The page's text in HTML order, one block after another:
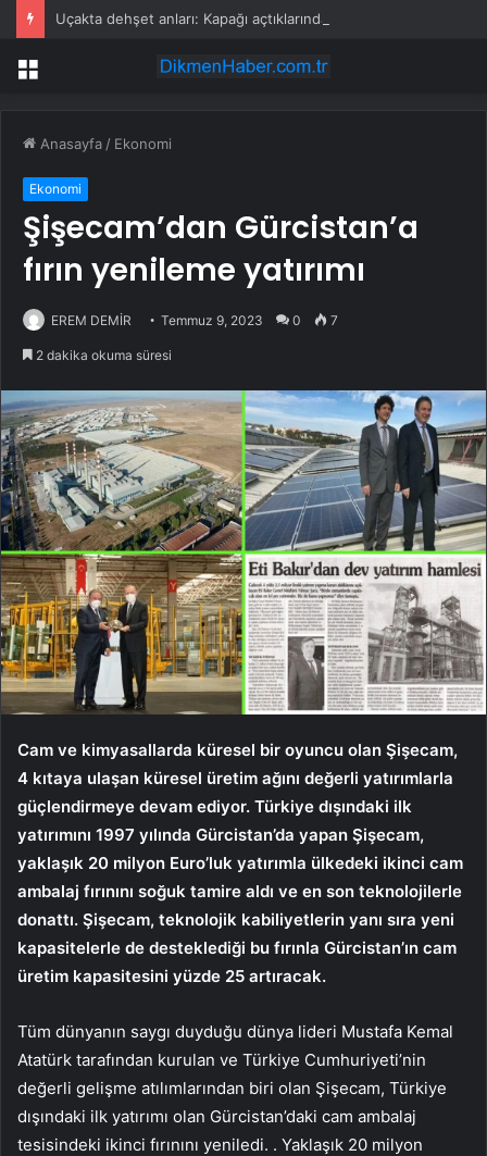
Menü
Anasayfa / Ekonomi
Ekonomi
Şişecam’dan Gürcistan’a
fırın yenileme yatırımı
EREM DEMİR Temmuz 9, 2023 0 7
2 dakika okuma süresi
Cam ve kimyasallarda küresel bir oyuncu olan Şişecam,
4 kıtaya ulaşan küresel üretim ağını değerli yatırımlarla
güçlendirmeye devam ediyor. Türkiye dışındaki ilk
yatırımını 1997 yılında Gürcistan’da yapan Şişecam,
yaklaşık 20 milyon Euro’luk yatırımla ülkedeki ikinci cam
ambalaj fırınını soğuk tamire aldı ve en son teknolojilerle
donattı. Şişecam, teknolojik kabiliyetlerin yanı sıra yeni
kapasitelerle de desteklediği bu fırınla ​​Gürcistan’ın cam
üretim kapasitesini yüzde 25 artıracak.
Tüm dünyanın saygı duyduğu dünya lideri Mustafa Kemal
Atatürk tarafından kurulan ve Türkiye Cumhuriyeti’nin
değerli gelişme atılımlarından biri olan Şişecam, Türkiye
dışındaki ilk yatırımı olan Gürcistan’daki cam ambalaj
tesisindeki ikinci fırınını yeniledi. . Yaklaşık 20 milyon